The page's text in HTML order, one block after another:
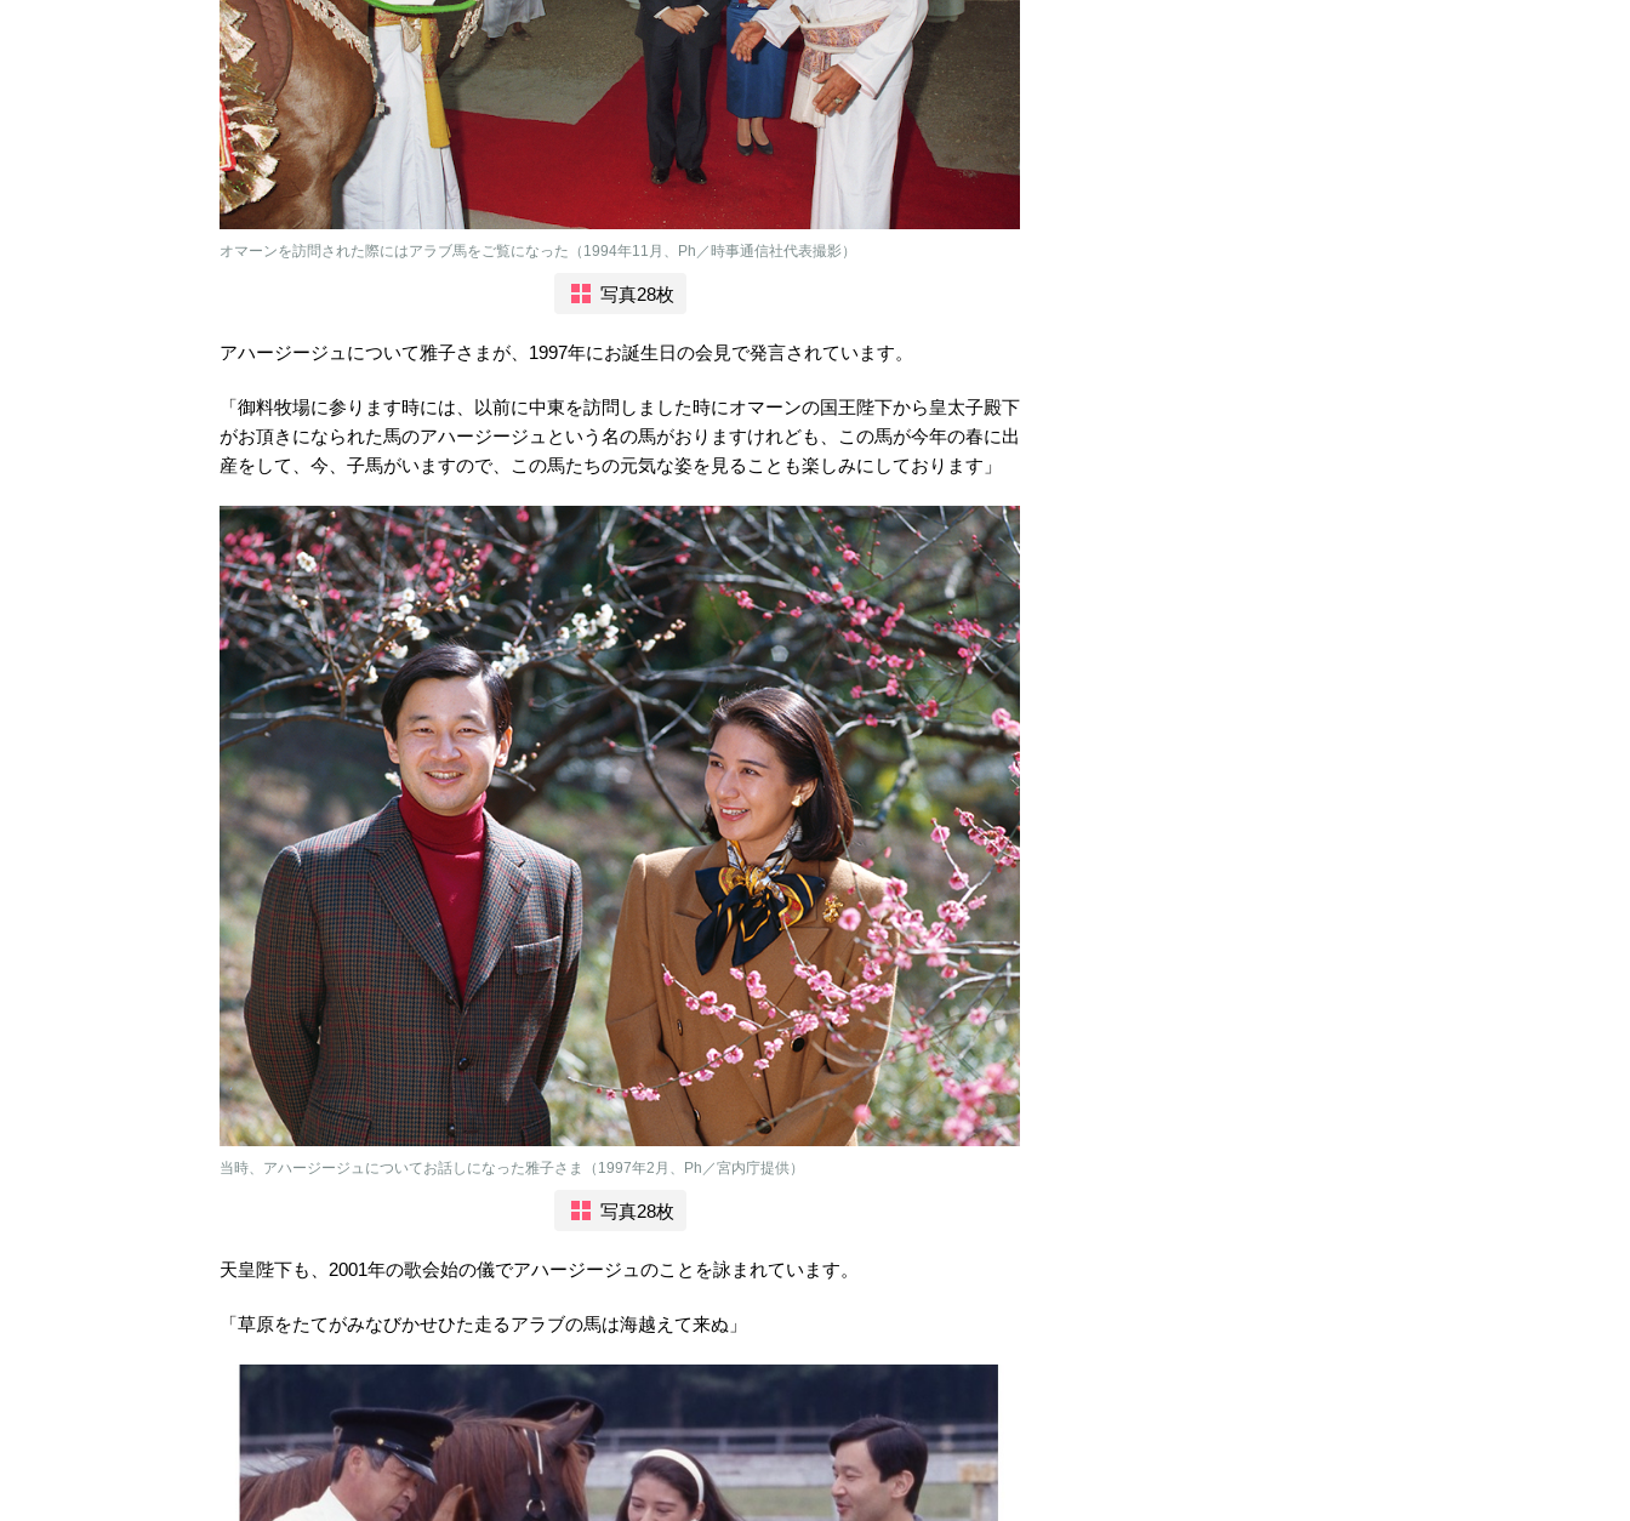
オマーンを訪問された際にはアラブ馬をご覧になった（1994年11月、Ph／時事通信社代表撮影）
写真28枚
アハージージュについて雅子さまが、1997年にお誕生日の会見で発言されています。
「御料牧場に参ります時には、以前に中東を訪問しました時にオマーンの国王陛下から皇太子殿下
がお頂きになられた馬のアハージージュという名の馬がおりますけれども、この馬が今年の春に出
産をして、今、子馬がいますので、この馬たちの元気な姿を見ることも楽しみにしております」
当時、アハージージュについてお話しになった雅子さま（1997年2月、Ph／宮内庁提供）
写真28枚
天皇陛下も、2001年の歌会始の儀でアハージージュのことを詠まれています。
「草原をたてがみなびかせひた走るアラブの馬は海越えて来ぬ」